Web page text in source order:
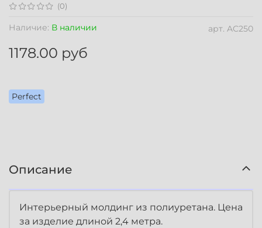
(0)
арт. AC250
Наличие: В наличии
Perfect
1178.00 руб
Описание
Интерьерный молдинг из полиуретана. Цена
за изделие длиной 2,4 метра.